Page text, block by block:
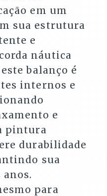
em um
sua estrutura
e
náutica
balanço é
internos e
e
pintura
durabilidade
sua
para